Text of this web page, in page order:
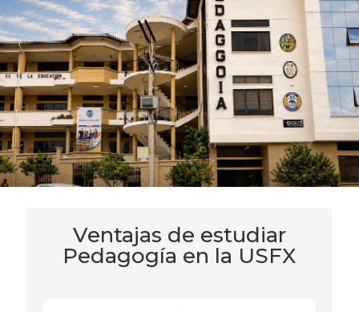
Ventajas de estudiar
Pedagogía en la USFX